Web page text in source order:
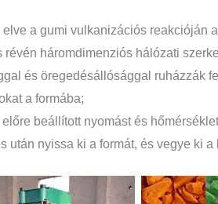
a gumi vulkanizációs reakcióján
háromdimenziós hálózati
és öregedésállósággal ruházzák
a formába;
beállított nyomást és
után nyissa ki a formát, és vegye ki